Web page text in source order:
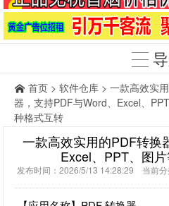
首页 > 软件仓库 > 一款高效实
器，支持PDF与Word、Excel、
种格式互转
一款高效实用的PDF转换
Excel、PPT、图
发布时间：2026/5/13 14:28:29 当前分